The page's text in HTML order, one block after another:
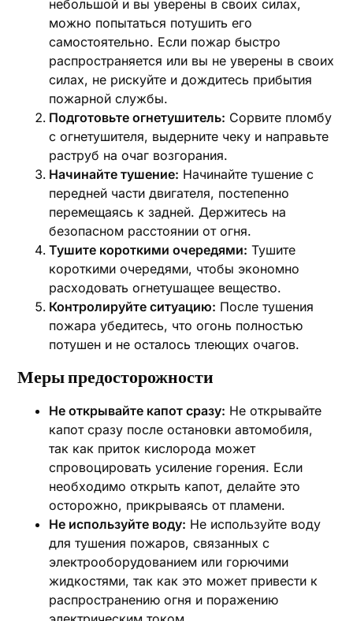
небольшой и вы уверены в своих силах,
можно попытаться потушить его
самостоятельно. Если пожар быстро
распространяется или вы не уверены в своих
силах, не рискуйте и дождитесь прибытия
пожарной службы.
Подготовьте огнетушитель: Сорвите пломбу
с огнетушителя, выдерните чеку и направьте
раструб на очаг возгорания.
Начинайте тушение: Начинайте тушение с
передней части двигателя, постепенно
перемещаясь к задней. Держитесь на
безопасном расстоянии от огня.
Тушите короткими очередями: Тушите
короткими очередями, чтобы экономно
расходовать огнетушащее вещество.
Контролируйте ситуацию: После тушения
пожара убедитесь, что огонь полностью
потушен и не осталось тлеющих очагов.
Меры предосторожности
Не открывайте капот сразу: Не открывайте
капот сразу после остановки автомобиля,
так как приток кислорода может
спровоцировать усиление горения. Если
необходимо открыть капот, делайте это
осторожно, прикрываясь от пламени.
Не используйте воду: Не используйте воду
для тушения пожаров, связанных с
электрооборудованием или горючими
жидкостями, так как это может привести к
распространению огня и поражению